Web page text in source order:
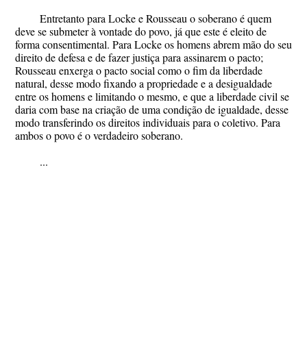
Entretanto para Locke e Rousseau o soberano é quem
deve se submeter à vontade do povo, já que este é eleito de
forma consentimental. Para Locke os homens abrem mão do seu
direito de defesa e de fazer justiça para assinarem o pacto;
Rousseau enxerga o pacto social como o fim da liberdade
natural, desse modo fixando a propriedade e a desigualdade
entre os homens e limitando o mesmo, e que a liberdade civil se
daria com base na criação de uma condição de igualdade, desse
modo transferindo os direitos individuais para o coletivo. Para
ambos o povo é o verdadeiro soberano.
...